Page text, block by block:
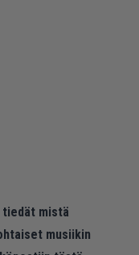
tiedät mistä
musiikin